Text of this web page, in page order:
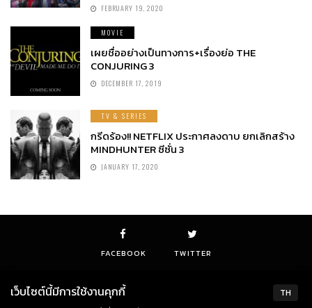
FEBRUARY 19, 2020
MOVIE
เผยชื่ออย่างเป็นทางการ+เรื่องย่อ THE
CONJURING 3
DECEMBER 17, 2019
TV & SERIES
กรีดร้อง!! NETFLIX ประกาศลงดาบ ยกเลิกสร้าง
MINDHUNTER ซีซั่น 3
JANUARY 17, 2020
FACEBOOK TWITTER
TH
เว็บไซต์นี้มีการใช้งานคุกกี้